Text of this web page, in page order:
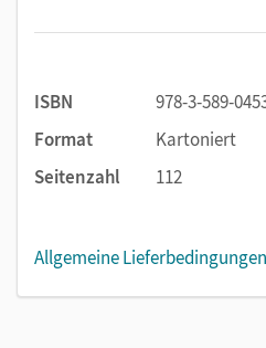
ISBN
978-3-589-
Format
Kartoniert
Seitenzahl
112
Allgemeine